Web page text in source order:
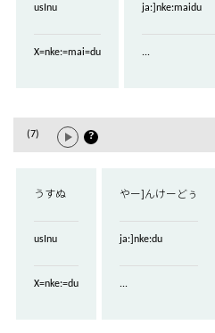
usInu
X=nke:=mai=du
ja:]nke:maidu
...
(7) ？
うすぬ
usInu
X=nke:=du
やー]んけーどぅ
ja:]nke:du
...